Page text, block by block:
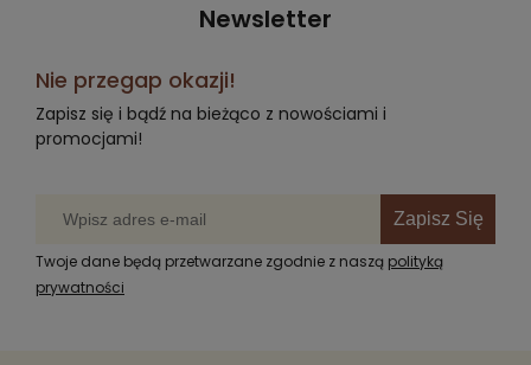
Newsletter
Nie przegap okazji!
Zapisz się i bądź na bieżąco z nowościami i
promocjami!
Zapisz Się
Twoje dane będą przetwarzane zgodnie z naszą polityką
prywatności